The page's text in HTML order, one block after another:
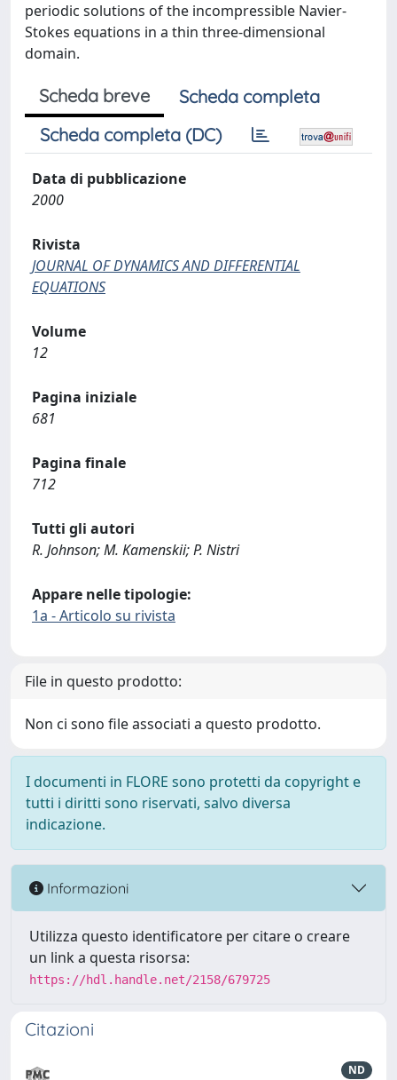
periodic solutions of the incompressible Navier-
Stokes equations in a thin three-dimensional
domain.
Scheda breve
Scheda completa
Scheda completa (DC)
Data di pubblicazione
2000
Rivista
JOURNAL OF DYNAMICS AND DIFFERENTIAL
EQUATIONS
Volume
12
Pagina iniziale
681
Pagina finale
712
Tutti gli autori
R. Johnson; M. Kamenskii; P. Nistri
Appare nelle tipologie:
1a - Articolo su rivista
File in questo prodotto:
Non ci sono file associati a questo prodotto.
I documenti in FLORE sono protetti da copyright e
tutti i diritti sono riservati, salvo diversa
indicazione.
Informazioni
Utilizza questo identificatore per citare o creare
un link a questa risorsa:
https://hdl.handle.net/2158/679725
Citazioni
ND